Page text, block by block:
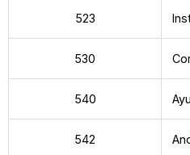
523
530
540
542